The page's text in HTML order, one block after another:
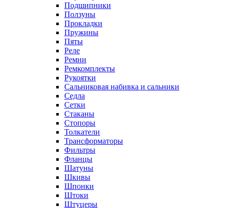
Подшипники
Ползуны
Прокладки
Пружины
Пяты
Реле
Ремни
Ремкомплекты
Рукоятки
Сальниковая набивка и сальники
Седла
Сетки
Стаканы
Стопоры
Толкатели
Трансформаторы
Фильтры
Фланцы
Шатуны
Шкивы
Шпонки
Штоки
Штуцеры